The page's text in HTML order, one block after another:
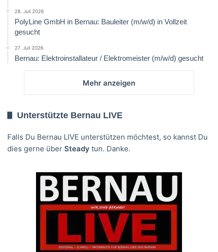
28. Juli 2026
PolyLine GmbH in Bernau: Bauleiter (m/w/d) in Vollzeit
gesucht
27. Juli 2026
Bernau: Elektroinstallateur / Elektromeister (m/w/d) gesucht
Mehr anzeigen
Unterstützte Bernau LIVE
Falls Du Bernau LIVE unterstützen möchtest, so kannst Du
dies gerne über Steady tun. Danke.